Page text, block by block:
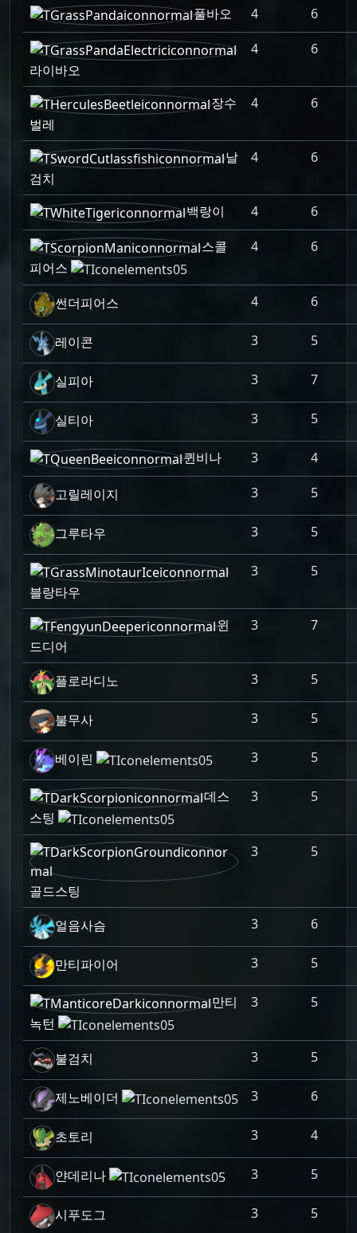
풀바오 4 6
라이바오
4 6
장수
벌레
4 6
날
검치
4 6
백랑이 4
6
스콜
피어스
4 6
썬더피어스 4 6
레이콘 3 5
실피아 3 7
실티아 3 5
퀸비나 3 4
고릴레이지 3 5
그루타우 3 5
블랑타우
3 5
윈
드디어
3 7
플로라디노 3 5
불무사 3 5
베이린 3 5
데스
스팅
3 5
골드스팅
3 5
얼음사슴 3 6
만티파이어 3 5
만티
녹턴
3 5
불검치 3 5
제노베이더 3 6
초토리 3 4
얀데리나 3 5
시푸도그 3 5